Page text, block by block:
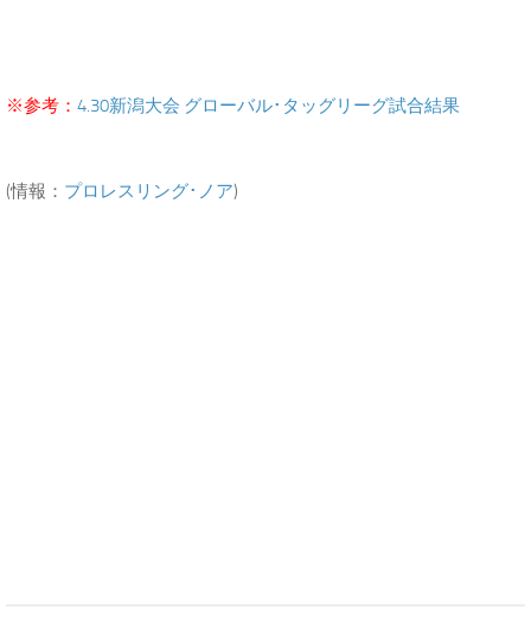
※参考： 4.30新潟大会 グローバル･タッグリーグ試合結果
(情報： プロレスリング･ノア)